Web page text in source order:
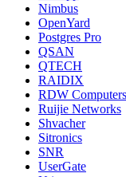
Nimbus
OpenYard
Postgres Pro
QSAN
QTECH
RAIDIX
RDW Computers
Ruijie Networks
Shvacher
Sitronics
SNR
UserGate